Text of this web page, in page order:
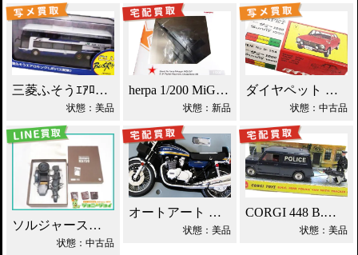
三菱ふそうｴｱﾛｷﾝｸﾞ JRﾊﾞｽ関東 ミニカー買取！
状態：美品
herpa 1/200 MiG-25P ソ連防空軍 買取！
状態：新品
ダイヤペット ダットサン サニー ミニカー買取！
状態：中古品
ソルジャーストーリー 1/6 ツェンダップ買取！
状態：中古品
オートアート カワサキ750RS(Z2) 買取！
状態：美品
CORGI 448 B.M.C ミニ ポリスバン買取！
状態：美品